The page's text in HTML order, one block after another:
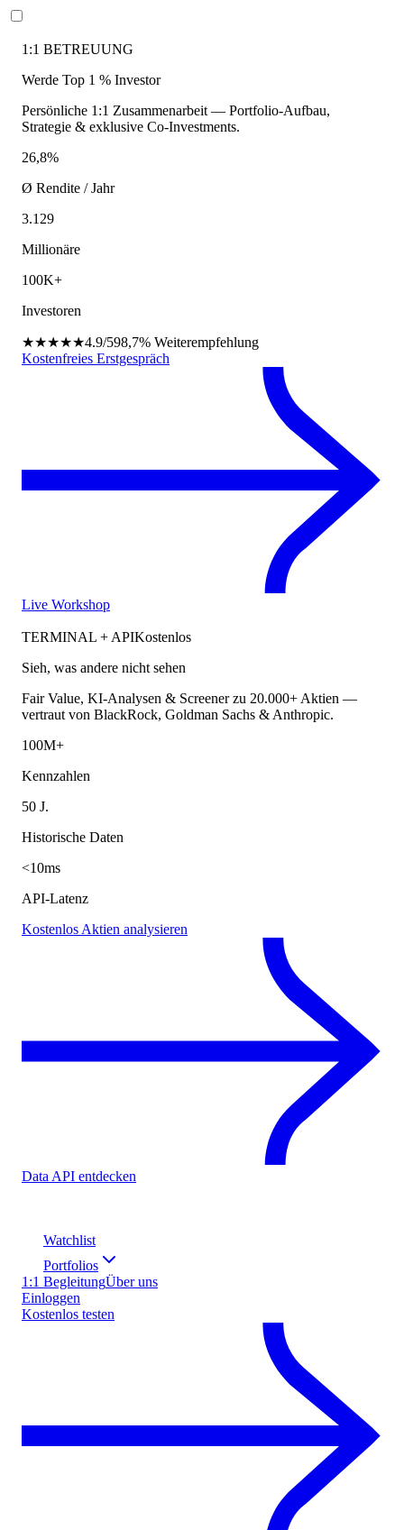
1:1 BETREUUNG
Werde Top 1 % Investor
Persönliche 1:1 Zusammenarbeit — Portfolio-Aufbau,
Strategie & exklusive Co-Investments.
26,8%
Ø Rendite / Jahr
3.129
Millionäre
100K+
Investoren
★★★★★4.9/598,7% Weiterempfehlung
Kostenfreies Erstgespräch
Live Workshop
TERMINAL + APIKostenlos
Sieh, was andere nicht sehen
Fair Value, KI-Analysen & Screener zu 20.000+ Aktien —
vertraut von BlackRock, Goldman Sachs & Anthropic.
100M+
Kennzahlen
50 J.
Historische Daten
<10ms
API-Latenz
Kostenlos Aktien analysieren
Data API entdecken
Watchlist
Portfolios
1:1 BegleitungÜber uns
Einloggen
Kostenlos testen